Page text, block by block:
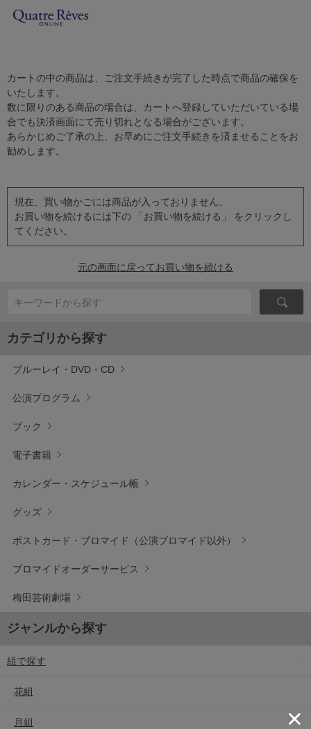
カートの中の商品は、ご注文手続きが完了した時点で商品の確保を
いたします。
数に限りのある商品の場合は、カートへ登録していただいている場
合でも決済画面にて売り切れとなる場合がございます。
あらかじめご了承の上、お早めにご注文手続きを済ませることをお
勧めします。
現在、買い物かごには商品が入っておりません。
お買い物を続けるには下の 「お買い物を続ける」 をクリックし
てください。
元の画面に戻ってお買い物を続ける
キーワードから探す
カテゴリから探す
ブルーレイ・DVD・CD
公演プログラム
ブック
電子書籍
カレンダー・スケジュール帳
グッズ
ポストカード・ブロマイド（公演ブロマイド以外）
ブロマイドオーダーサービス
梅田芸術劇場
ジャンルから探す
組で探す
花組
月組